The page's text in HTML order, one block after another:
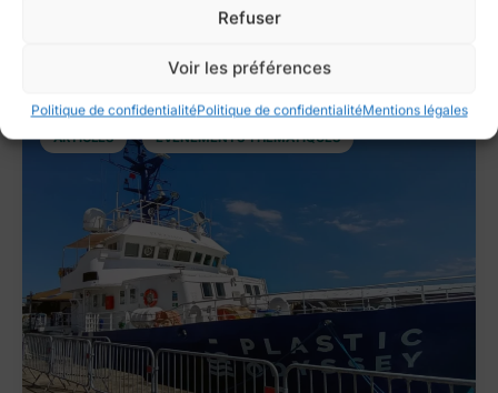
Refuser
Voir les préférences
Politique de confidentialitéPolitique de confidentialitéMentions légales
ARTICLES , ÉVÈNEMENTS THÉMATIQUES